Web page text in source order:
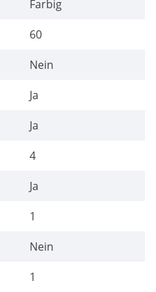
Farbig
60
Nein
Ja
Ja
4
Ja
1
Nein
1